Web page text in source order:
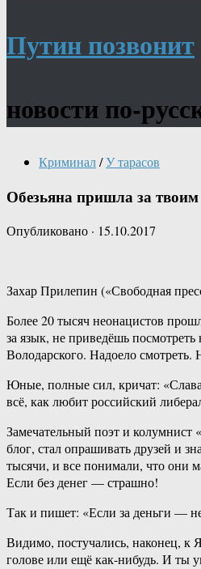
Путин позвонит
новости по-
Криминал/У тарасов
Обезьяна пришла за
Опубликовано · 15.10.2017
Захар Прилепин («Свободная
Более 20 тысяч неонацистов
за язык, не приведёшь
Володарского. Надоело
Юные, полные сил, кричат:
всё, как любит российский
Замечательный поэт и колумнист
блог, стал опрашивать друзей и
тысячи, и все понимали, что они
Если без денег — страшно!
Так и пишет: «Если за деньги —
Видимо, постучались, наконец, к
голове или ещё как-нибудь. И ты